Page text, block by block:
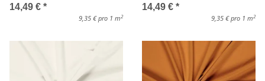
14,49 € *
9,35 € pro 1 m 2
14,49 € *
9,35 € pro 1 m 2